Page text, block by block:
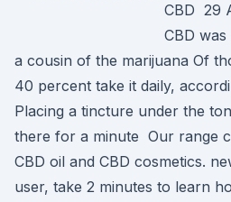
CBD 29
CBD
a cousin of the marijuana Of
40 percent take it daily,
Placing a tincture under the
there for a minute Our range
CBD oil and CBD cosmetics.
user, take 2 minutes to learn